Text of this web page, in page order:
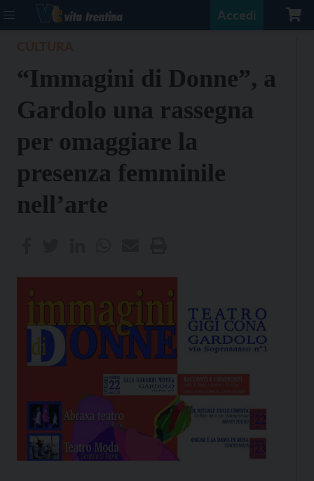
Accedi
“Immagini di Donne”, a
Gardolo una rassegna
per omaggiare la
presenza femminile
nell’arte